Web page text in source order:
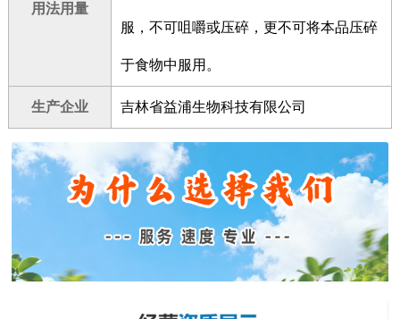
用法用量
服，不可咀嚼或压碎，更不可将本品压碎
于食物中服用。
生产企业 吉林省益浦生物科技有限公司